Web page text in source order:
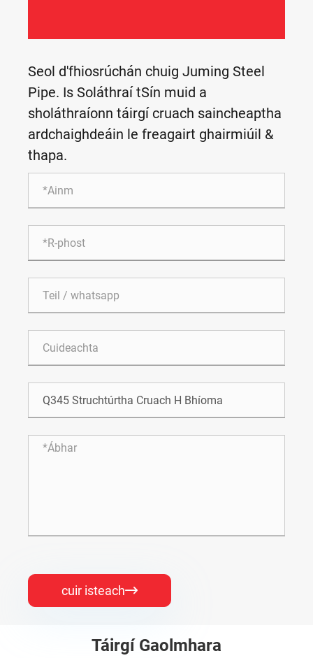
Seol d'fhiosrúchán chuig Juming Steel
Pipe. Is Soláthraí tSín muid a
sholáthraíonn táirgí cruach saincheaptha
ardchaighdeáin le freagairt ghairmiúil &
thapa.
cuir isteach
Táirgí Gaolmhara